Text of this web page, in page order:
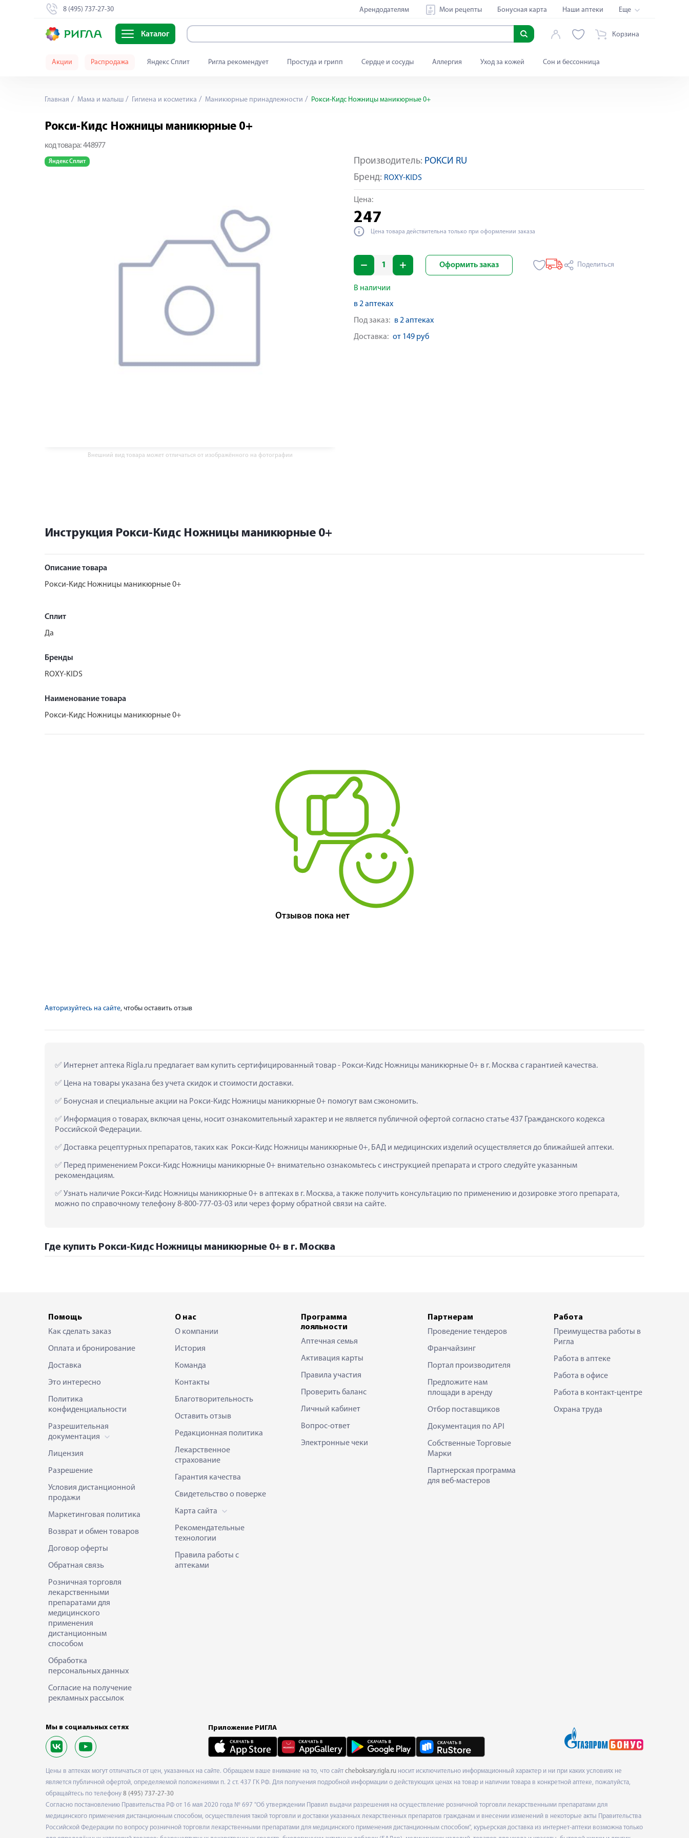
8 (495) 737-27-30 Арендодателям Мои рецепты Бонусная карта Наши аптеки Еще
Каталог Корзина
Акции Распродажа Яндекс Сплит Ригла рекомендует Простуда и грипп Сердце и сосуды Аллергия Уход за кожей Сон и бессонница
Главная Мама и малыш Гигиена и косметика Маникюрные принадлежности Рокси-Кидс Ножницы маникюрные 0+
Рокси-Кидс Ножницы маникюрные 0+
код товара: 448977
Яндекс Сплит
Внешний вид товара может отличаться от изображённого на фотографии
Производитель: РОКСИ RU
Бренд: ROXY-KIDS
Цена:
247
Цена товара действительна только при оформлении заказа
Оформить заказ Поделиться
В наличии
в 2 аптеках
Под заказ: в 2 аптеках
Доставка: от 149 руб
Инструкция Рокси-Кидс Ножницы маникюрные 0+
Описание товара
Рокси-Кидс Ножницы маникюрные 0+
Сплит
Да
Бренды
ROXY-KIDS
Наименование товара
Рокси-Кидс Ножницы маникюрные 0+
Отзывов пока нет
Авторизуйтесь на сайте, чтобы оставить отзыв
Интернет аптека Rigla.ru предлагает вам купить сертифицированный товар - Рокси-Кидс Ножницы маникюрные 0+ в г. Москва с гарантией качества.
Цена на товары указана без учета скидок и стоимости доставки.
Бонусная и специальные акции на Рокси-Кидс Ножницы маникюрные 0+ помогут вам сэкономить.
Информация о товарах, включая цены, носит ознакомительный характер и не является публичной офертой согласно статье 437 Гражданского кодекса
Российской Федерации.
Доставка рецептурных препаратов, таких как  Рокси-Кидс Ножницы маникюрные 0+, БАД и медицинских изделий осуществляется до ближайшей аптеки.
Перед применением Рокси-Кидс Ножницы маникюрные 0+ внимательно ознакомьтесь с инструкцией препарата и строго следуйте указанным
рекомендациям.
Узнать наличие Рокси-Кидс Ножницы маникюрные 0+ в аптеках в г. Москва, а также получить консультацию по применению и дозировке этого препарата,
можно по справочному телефону 8-800-777-03-03 или через форму обратной связи на сайте.
Где купить Рокси-Кидс Ножницы маникюрные 0+ в г. Москва
Помощь
Как сделать заказ
Оплата и бронирование
Доставка
Это интересно
Политика
конфиденциальности
Разрешительная
документация
Лицензия
Разрешение
Условия дистанционной
продажи
Маркетинговая политика
Возврат и обмен товаров
Договор оферты
Обратная связь
Розничная торговля
лекарственными
препаратами для
медицинского
применения
дистанционным
способом
Обработка
персональных данных
Согласие на получение
рекламных рассылок
О нас
О компании
История
Команда
Контакты
Благотворительность
Оставить отзыв
Редакционная политика
Лекарственное
страхование
Гарантия качества
Свидетельство о поверке
Карта сайта
Рекомендательные
технологии
Правила работы с
аптеками
Программа
лояльности
Аптечная семья
Активация карты
Правила участия
Проверить баланс
Личный кабинет
Вопрос-ответ
Электронные чеки
Партнерам
Проведение тендеров
Франчайзинг
Портал производителя
Предложите нам
площади в аренду
Отбор поставщиков
Документация по API
Собственные Торговые
Марки
Партнерская программа
для веб-мастеров
Работа
Преимущества работы в
Ригла
Работа в аптеке
Работа в офисе
Работа в контакт-центре
Охрана труда
Мы в социальных сетях Приложение РИГЛА
Цены в аптеках могут отличаться от цен, указанных на сайте. Обращаем ваше внимание на то, что сайт cheboksary.rigla.ru носит исключительно информационный характер и ни при каких условиях не
является публичной офертой, определяемой положениями п. 2 ст. 437 ГК РФ. Для получения подробной информации о действующих ценах на товар и наличии товара в конкретной аптеке, пожалуйста,
обращайтесь по телефону 8 (495) 737-27-30
Согласно постановлению Правительства РФ от 16 мая 2020 года № 697 "Об утверждении Правил выдачи разрешения на осуществление розничной торговли лекарственными препаратами для
медицинского применения дистанционным способом, осуществления такой торговли и доставки указанных лекарственных препаратов гражданам и внесении изменений в некоторые акты Правительства
Российской Федерации по вопросу розничной торговли лекарственными препаратами для медицинского применения дистанционным способом", курьерская доставка из интернет-аптеки возможна только